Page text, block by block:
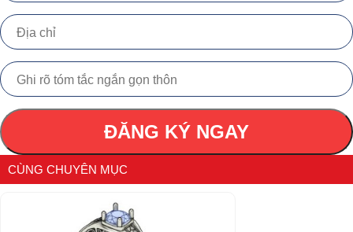
ĐĂNG KÝ NGAY
CÙNG CHUYÊN MỤC